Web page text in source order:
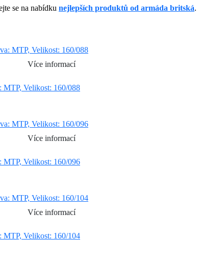
se na nabídku nejlepších produktů od armáda britská.
Více informací
Velikost: 160/088
Více informací
Velikost: 160/096
Více informací
Velikost: 160/104